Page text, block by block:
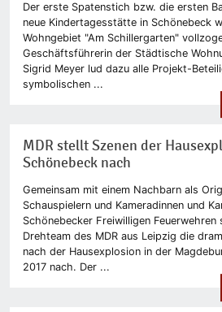
Der erste Spatenstich bzw. die ersten
neue Kindertagesstätte in Schönebeck
Wohngebiet "Am Schillergarten"
Geschäftsführerin der Städtische
Sigrid Meyer lud dazu alle Projekt-
symbolischen ...
MDR stellt Szenen der
Schönebeck nach
Gemeinsam mit einem Nachbarn als
Schauspielern und Kameradinnen und
Schönebecker Freiwilligen
Drehteam des MDR aus Leipzig die
nach der Hausexplosion in der
2017 nach. Der ...